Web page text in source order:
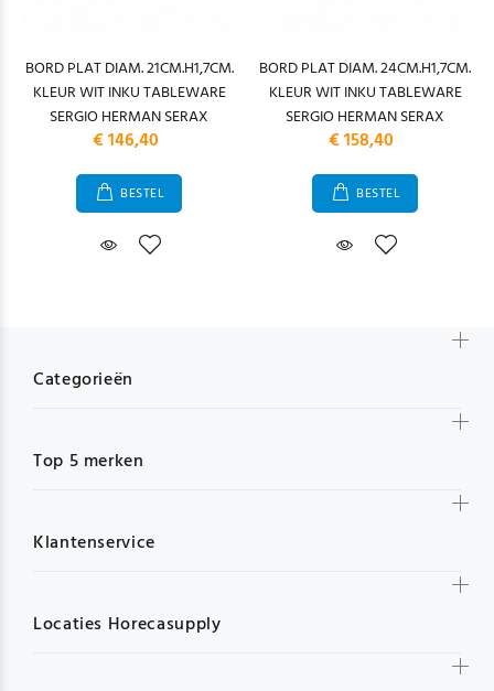
BORD PLAT DIAM. 21CM.H1,7CM.
KLEUR WIT INKU TABLEWARE
SERGIO HERMAN SERAX
€ 146,40
BESTEL
BORD PLAT DIAM. 24CM.H1,7CM.
KLEUR WIT INKU TABLEWARE
SERGIO HERMAN SERAX
€ 158,40
BESTEL
Categorieën
Top 5 merken
Klantenservice
Locaties Horecasupply